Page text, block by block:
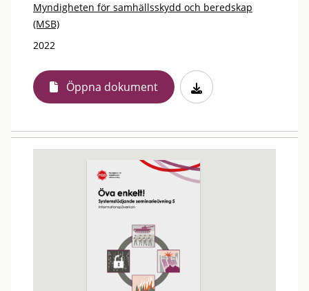
Myndigheten för samhällsskydd och beredskap
(MSB)
2022
Öppna dokument